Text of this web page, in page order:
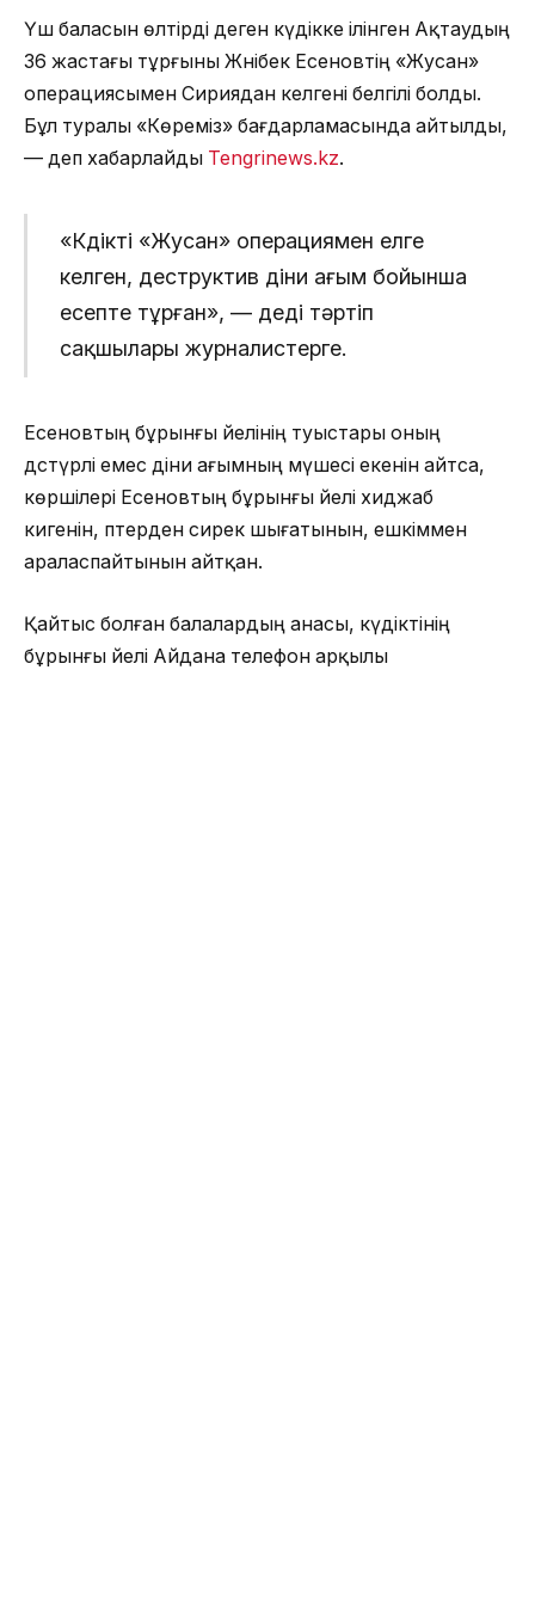
Үш баласын өлтірді деген күдікке ілінген Ақтаудың
36 жастағы тұрғыны Жәнібек Есеновтің «Жусан»
операциясымен Сириядан келгені белгілі болды.
Бұл туралы «Көреміз» бағдарламасында айтылды,
— деп хабарлайды Tengrinews.kz.
«Күдікті «Жусан» операциямен елге
келген, деструктив діни ағым бойынша
есепте тұрған», — деді тәртіп
сақшылары журналистерге.
Есеновтың бұрынғы әйелінің туыстары оның
дәстүрлі емес діни ағымның мүшесі екенін айтса,
көршілері Есеновтың бұрынғы әйелі хиджаб
кигенін, пәтерден сирек шығатынын, ешкіммен
араласпайтынын айтқан.
Қайтыс болған балалардың анасы, күдіктінің
бұрынғы әйелі Айдана телефон арқылы